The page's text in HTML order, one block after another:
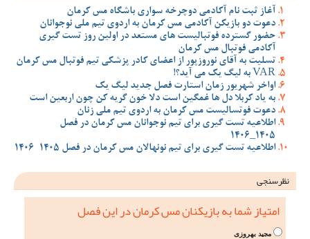
آغاز ثبت نام آکادمی دوچرخه سواری باشگاه مس کرمان
دعوت دو بازیکن آکادمی مس کرمان به اردوی تیم ملی نوجوانان
حضور گسترده فوتبالیست های مستعد در اولین روز تست گیری
آکادمی فوتبال مس کرمان
تسلیت به آقای نوروزپور از اعضای کادر پزشکی تیم فوتبال مس کرمان
VAR به لیگ یک می آید؟!
اواخر شهریور زمان استارت فصل جدید لیگ یک
به یاد کربلا دل ها غمگین است دلا خون گریه کن چون اربعین است
دعوت فوتسالیست مس کرمان به اردوی تیم ملی زنان
اطلاعیه تست گیری برای تیم نوجوانان مس کرمان در فصل
1405_1406
اطلاعیه تست گیری برای تیم نونهالان مس کرمان در فصل 1405-1406
نظرسنجی
امتیاز شما به بازیکنان مس کرمان در این فصل
مجید بهروزی